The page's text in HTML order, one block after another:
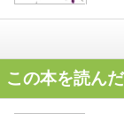
この本を読ん